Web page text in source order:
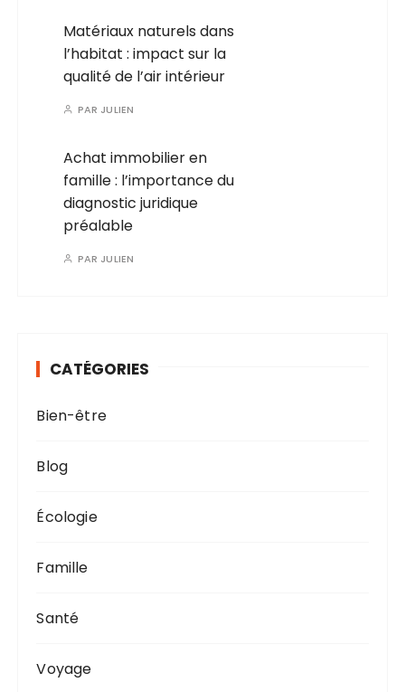
Matériaux naturels dans
l’habitat : impact sur la
qualité de l’air intérieur
PAR JULIEN
Achat immobilier en
famille : l’importance du
diagnostic juridique
préalable
PAR JULIEN
CATÉGORIES
Bien-être
Blog
Écologie
Famille
Santé
Voyage